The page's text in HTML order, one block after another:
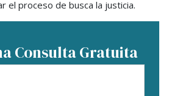
el proceso de busca la justicia.
Consulta Gratuita